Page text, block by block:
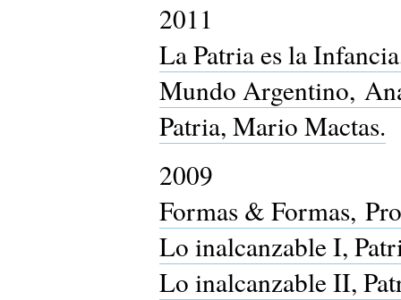
2011
La Patria es la
Mundo Argentino,
Patria, Mario Mactas.
2009
Formas & Formas,
Lo inalcanzable I,
Lo inalcanzable II,